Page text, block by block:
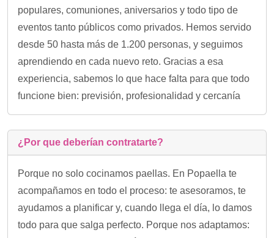
populares, comuniones, aniversarios y todo tipo de
eventos tanto públicos como privados. Hemos servido
desde 50 hasta más de 1.200 personas, y seguimos
aprendiendo en cada nuevo reto. Gracias a esa
experiencia, sabemos lo que hace falta para que todo
funcione bien: previsión, profesionalidad y cercanía
¿Por que deberían contratarte?
Porque no solo cocinamos paellas. En Popaella te
acompañamos en todo el proceso: te asesoramos, te
ayudamos a planificar y, cuando llega el día, lo damos
todo para que salga perfecto. Porque nos adaptamos: